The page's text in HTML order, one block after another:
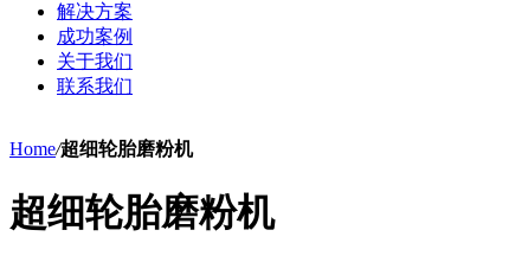
解决方案
成功案例
关于我们
联系我们
Home/超细轮胎磨粉机
超细轮胎磨粉机